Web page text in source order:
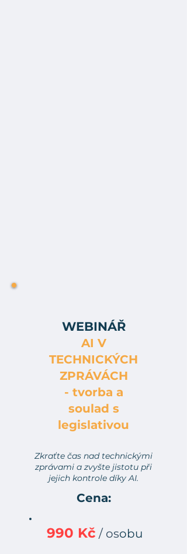
WEBINÁŘ
AI V
TECHNICKÝCH
ZPRÁVÁCH
- tvorba a
soulad s
legislativou​
Zkraťte čas nad technickými
zprávami a zvyšte jistotu při
jejich kontrole díky AI.
Cena:
990 Kč / osobu